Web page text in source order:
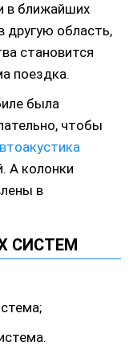
в ближайших
другую область,
становится
поездка.
была
чтобы
А колонки
в
СИСТЕМ